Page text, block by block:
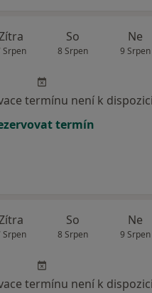
Srpen
So
8 Srpen
Ne
9 Srpen
termínu není k dispozici
termín
Srpen
So
8 Srpen
Ne
9 Srpen
termínu není k dispozici